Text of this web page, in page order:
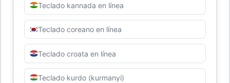
Teclado kannada en línea
Teclado coreano en línea
Teclado croata en línea
Teclado kurdo (kurmanyi)